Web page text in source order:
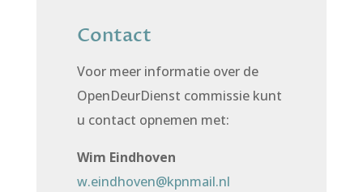
Contact
Voor meer informatie over de
OpenDeurDienst commissie kunt
u contact opnemen met:
Wim Eindhoven
w.eindhoven@kpnmail.nl